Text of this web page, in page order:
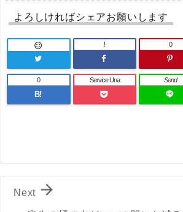
よろしければシェアお願いします
 ! 0
B!
0 Service Una Send

Next